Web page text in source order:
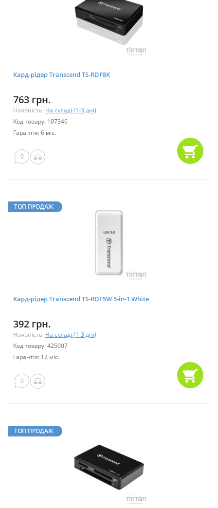
Кард-рідер Transcend TS-RDF8K
763 грн.
Наявність: На складі (1-3 дні)
Код товару: 107346
Гарантія: 6 міс.
0
ТОП ПРОДАЖ
Кард-рідер Transcend TS-RDF5W 5-in-1 White
392 грн.
Наявність: На складі (1-3 дні)
Код товару: 425007
Гарантія: 12 міс.
0
ТОП ПРОДАЖ